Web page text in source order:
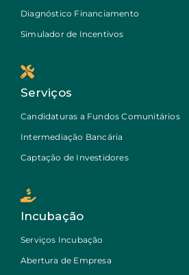
Diagnóstico Financiamento
Simulador de Incentivos
Serviços
Candidaturas a Fundos Comunitários
Intermediação Bancária
Captação de Investidores
Incubação
Serviços Incubação
Abertura de Empresa